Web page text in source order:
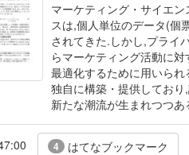
マーケティング・サイエ
スは,個人単位のデータ(個
されてきた.しかし,プライ
らマーケティング活動に
最適化するために用いら
独自に構築・提供してお
新たな潮流が生まれつつ
4 はてなブックマーク